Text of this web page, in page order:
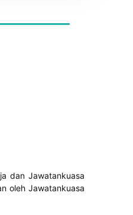
dan Jawatankuasa
oleh Jawatankuasa